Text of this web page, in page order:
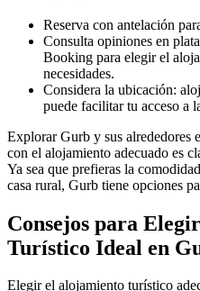
Reserva con antelación
Consulta opiniones en
Booking para elegir el
necesidades.
Considera la ubicación:
puede facilitar tu acceso a
Explorar Gurb y sus alrededores
con el alojamiento adecuado es
Ya sea que prefieras la
casa rural, Gurb tiene opciones
Consejos para
Turístico Ideal en
Elegir el alojamiento turístico